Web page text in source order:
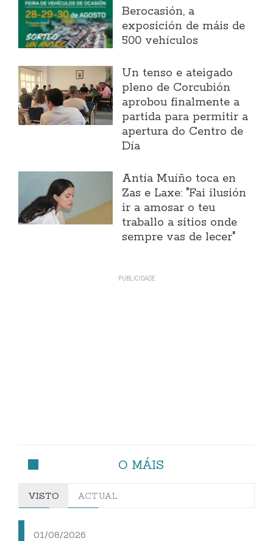
Berocasión, a
exposición de máis de
500 vehículos
Un tenso e ateigado
pleno de Corcubión
aprobou finalmente a
partida para permitir a
apertura do Centro de
Día
Antía Muíño toca en
Zas e Laxe: "Fai ilusión
ir a amosar o teu
traballo a sitios onde
sempre vas de lecer"
O MÁIS
VISTO ACTUAL
01/08/2026